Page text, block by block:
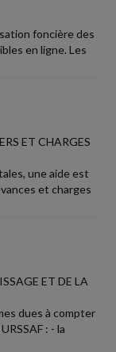
foncière des
en ligne. Les
ET CHARGES
une aide est
et charges
ET DE LA
dues à compter
: - la